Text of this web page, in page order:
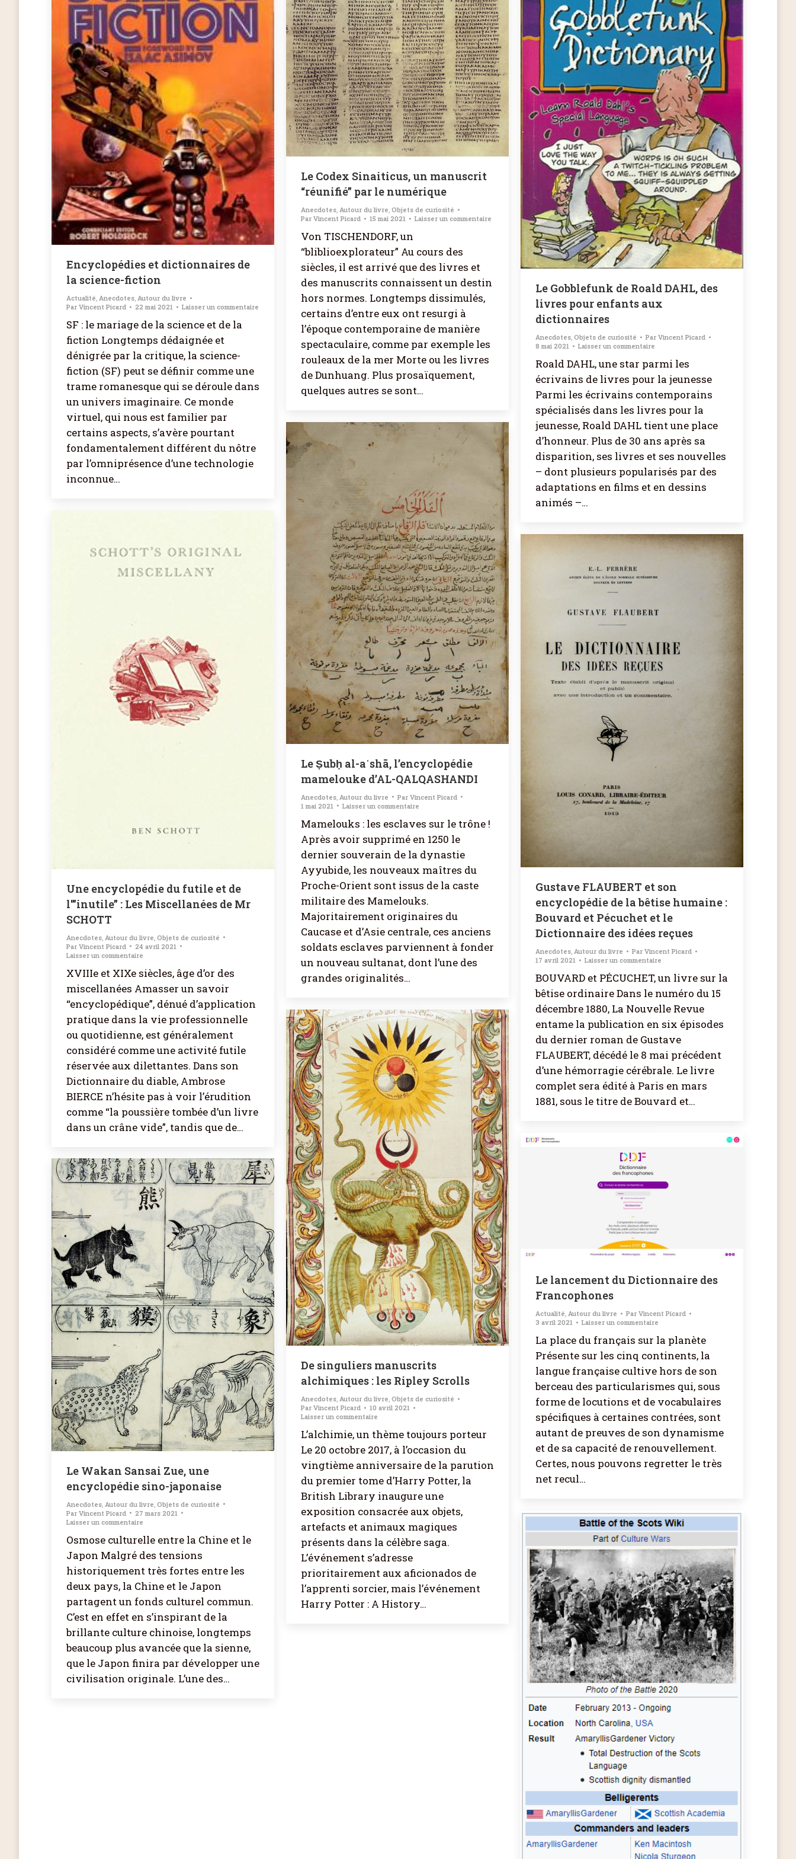
Encyclopédies et dictionnaires de
la science-fiction
Actualité, Anecdotes, Autour du livre
Par Vincent Picard 22 mai 2021 Laisser un commentaire
SF : le mariage de la science et de la
fiction Longtemps dédaignée et
dénigrée par la critique, la science-
fiction (SF) peut se définir comme une
trame romanesque qui se déroule dans
un univers imaginaire. Ce monde
virtuel, qui nous est familier par
certains aspects, s’avère pourtant
fondamentalement différent du nôtre
par l’omniprésence d’une technologie
inconnue…
Le Codex Sinaiticus, un manuscrit
“réunifié” par le numérique
Anecdotes, Autour du livre, Objets de curiosité
Par Vincent Picard 15 mai 2021 Laisser un commentaire
Von TISCHENDORF, un
“bliblioexplorateur” Au cours des
siècles, il est arrivé que des livres et
des manuscrits connaissent un destin
hors normes. Longtemps dissimulés,
certains d’entre eux ont resurgi à
l’époque contemporaine de manière
spectaculaire, comme par exemple les
rouleaux de la mer Morte ou les livres
de Dunhuang. Plus prosaïquement,
quelques autres se sont…
Le Gobblefunk de Roald DAHL, des
livres pour enfants aux
dictionnaires
Anecdotes, Objets de curiosité Par Vincent Picard
8 mai 2021
Laisser un commentaire
Roald DAHL, une star parmi les
écrivains de livres pour la jeunesse
Parmi les écrivains contemporains
spécialisés dans les livres pour la
jeunesse, Roald DAHL tient une place
d’honneur. Plus de 30 ans après sa
disparition, ses livres et ses nouvelles
– dont plusieurs popularisés par des
adaptations en films et en dessins
animés –…
Le Ṣubḥ al-aʿshā, l’encyclopédie
mamelouke d’AL-QALQASHANDI
Anecdotes Autour du livre Par Vincent Picard
1 mai 2021
Laisser un commentaire
Mamelouks : les esclaves sur le trône !
Après avoir supprimé en 1250 le
dernier souverain de la dynastie
Ayyubide, les nouveaux maîtres du
Proche-Orient sont issus de la caste
militaire des Mamelouks.
Majoritairement originaires du
Caucase et d’Asie centrale, ces anciens
soldats esclaves parviennent à fonder
un nouveau sultanat, dont l’une des
grandes originalités…
Une encyclopédie du futile et de
l'”inutile” : Les Miscellanées de Mr
SCHOTT
Anecdotes Autour du livre Objets de curiosité
Par Vincent Picard
24 avril 2021
Laisser un commentaire
XVIIIe et XIXe siècles, âge d’or des
miscellanées Amasser un savoir
“encyclopédique”, dénué d’application
pratique dans la vie professionnelle
ou quotidienne, est généralement
considéré comme une activité futile
réservée aux dilettantes. Dans son
Dictionnaire du diable, Ambrose
BIERCE n’hésite pas à voir l’érudition
comme “la poussière tombée d’un livre
dans un crâne vide”, tandis que de…
Gustave FLAUBERT et son
encyclopédie de la bêtise humaine :
Bouvard et Pécuchet et le
Dictionnaire des idées reçues
Anecdotes, Autour du livre Par Vincent Picard
17 avril 2021
Laisser un commentaire
BOUVARD et PÉCUCHET, un livre sur la
bêtise ordinaire Dans le numéro du 15
décembre 1880, La Nouvelle Revue
entame la publication en six épisodes
du dernier roman de Gustave
FLAUBERT, décédé le 8 mai précédent
d’une hémorragie cérébrale. Le livre
complet sera édité à Paris en mars
1881, sous le titre de Bouvard et…
De singuliers manuscrits
alchimiques : les Ripley Scrolls
Anecdotes, Autour du livre, Objets de curiosité
Par Vincent Picard
10 avril 2021
Laisser un commentaire
L’alchimie, un thème toujours porteur
Le 20 octobre 2017, à l’occasion du
vingtième anniversaire de la parution
du premier tome d’Harry Potter, la
British Library inaugure une
exposition consacrée aux objets,
artefacts et animaux magiques
présents dans la célèbre saga.
L’événement s’adresse
prioritairement aux aficionados de
l’apprenti sorcier, mais l’événement
Harry Potter : A History…
Le lancement du Dictionnaire des
Francophones
Actualité, Autour du livre Par Vincent Picard
3 avril 2021
Laisser un commentaire
La place du français sur la planète
Présente sur les cinq continents, la
langue française cultive hors de son
berceau des particularismes qui, sous
forme de locutions et de vocabulaires
spécifiques à certaines contrées, sont
autant de preuves de son dynamisme
et de sa capacité de renouvellement.
Certes, nous pouvons regretter le très
net recul…
Le Wakan Sansai Zue, une
encyclopédie sino-japonaise
Anecdotes Autour du livre Objets de curiosité
Par Vincent Picard
27 mars 2021
Laisser un commentaire
Osmose culturelle entre la Chine et le
Japon Malgré des tensions
historiquement très fortes entre les
deux pays, la Chine et le Japon
partagent un fonds culturel commun.
C’est en effet en s’inspirant de la
brillante culture chinoise, longtemps
beaucoup plus avancée que la sienne,
que le Japon finira par développer une
civilisation originale. L’une des…